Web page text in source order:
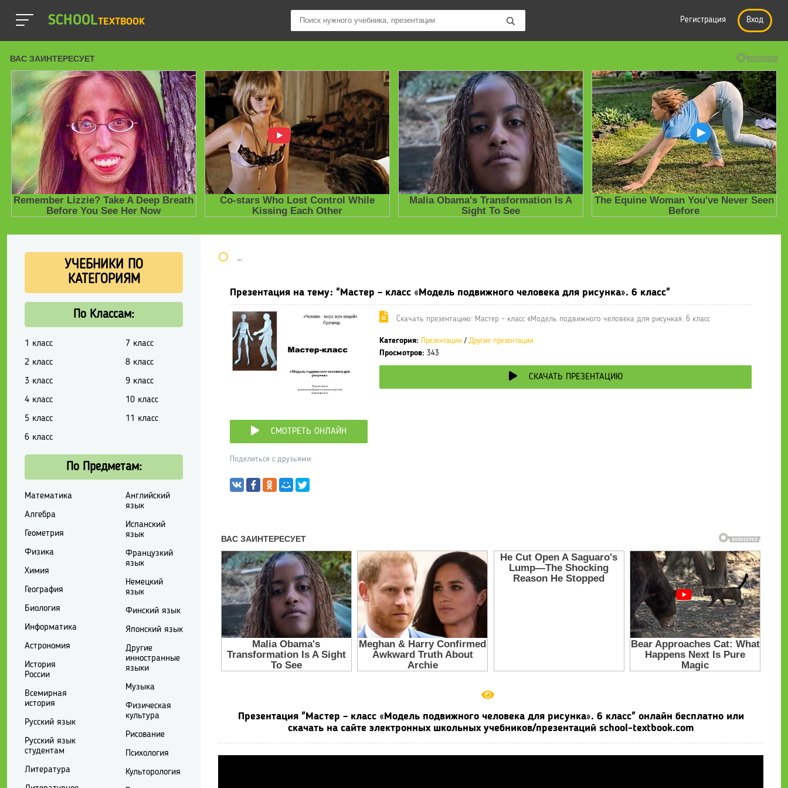
SCHOOLTEXTBOOK Регистрация Вход
Школьные учебники / Презентации по предметам
Презентация на тему: "Мастер – класс «Модель подвижного человека для рисунка». 6 класс"
СМОТРЕТЬ ОНЛАЙН
Поделиться с друзьями:
Cкачать презентацию: Мастер – класс «Модель подвижного человека для рисунка». 6 класс
Категория: Презентации / Другие презентации
Просмотров: 343
СКАЧАТЬ ПРЕЗЕНТАЦИЮ
Презентация "Мастер – класс «Модель подвижного человека для рисунка». 6 класс" онлайн бесплатно или
скачать на сайте электронных школьных учебников/презентаций school-textbook.com
УЧЕБНИКИ ПО
КАТЕГОРИЯМ
По Классам:
1 класс
2 класс
3 класс
4 класс
5 класс
6 класс
7 класс
8 класс
9 класс
10 класс
11 класс
По Предметам:
Математика
Алгебра
Геометрия
Физика
Химия
География
Биология
Информатика
Астрономия
История
России
Всемирная
история
Русский язык
Русский язык
студентам
Литература
Английский
язык
Испанский
язык
Французкий
язык
Немецкий
язык
Финский язык
Японский язык
Другие
инностранные
языки
Музыка
Физическая
культура
Рисование
Психология
Культорология